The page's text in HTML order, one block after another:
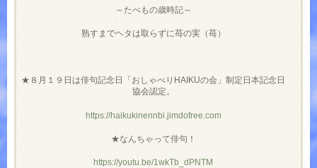
～たべもの歳時記～
熟すまでヘタは取らずに苺の実（苺）
★８月１９日は俳句記念日「おしゃべりHAIKUの会」制定日本記念日
協会認定。
https://haikukinennbi.jimdofree.com
★なんちゃって俳句！
https://youtu.be/1wkTb_dPNTM